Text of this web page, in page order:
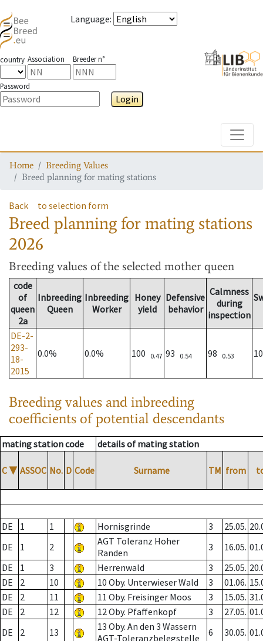
Language:
country Association Breeder n°
Password
Login
Home
Breeding Values
Breed planning for mating stations
Back to selection form
Breed planning for mating stations
2026
Breeding values of the selected mother queen
code
of
queen
2a
Inbreeding
Queen
Inbreeding
Worker
Honey
yield
Defensive
behavior
Calmness
during
inspection
DE-2-
293-
18-
2015
0.0% 0.0% 100 0.47 93 0.54 98 0.53
Breeding values and inbreeding
coefficients of potential descendants
mating station code details of mating station
C ▼ ASSOC No. D Code Surname TM from
DE 1 1 Hornisgrinde 3 25.05.
DE
1 2
AGT Toleranz Hoher
Randen
3 16.05.
DE
1 3 Herrenwald 3 25.05.
DE
2 10 10 Oby. Unterwieser Wald 3 01.06.
DE
2 11 11 Oby. Freisinger Moos 3 15.05.
DE
2 12 12 Oby. Pfaffenkopf 3 27.05.
DE
2 13
13 Oby. An den 3 Wassern
AGT-Toleranzbelegstelle
6 30.05.